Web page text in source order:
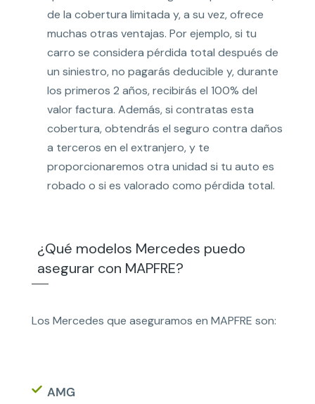
de la cobertura limitada y, a su vez, ofrece
muchas otras ventajas. Por ejemplo, si tu
carro se considera pérdida total después de
un siniestro, no pagarás deducible y, durante
los primeros 2 años, recibirás el 100% del
valor factura. Además, si contratas esta
cobertura, obtendrás el seguro contra daños
a terceros en el extranjero, y te
proporcionaremos otra unidad si tu auto es
robado o si es valorado como pérdida total.
¿Qué modelos Mercedes puedo
asegurar con MAPFRE?
Los Mercedes que aseguramos en MAPFRE son:
AMG